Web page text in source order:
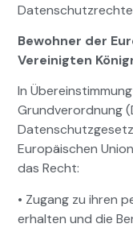
Bewohner der
Vereinigten
In
Grundverordnung
Europäischen
das Recht:
• Zugang zu ihren
erhalten und die